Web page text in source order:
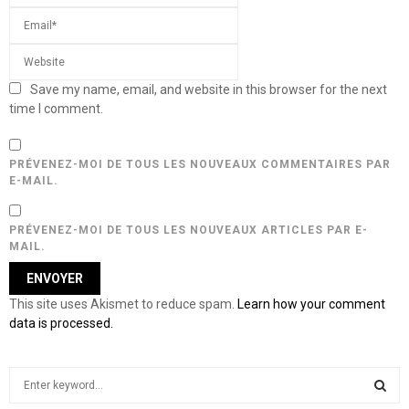
Save my name, email, and website in this browser for the next
time I comment.
PRÉVENEZ-MOI DE TOUS LES NOUVEAUX COMMENTAIRES PAR
E-MAIL.
PRÉVENEZ-MOI DE TOUS LES NOUVEAUX ARTICLES PAR E-
MAIL.
This site uses Akismet to reduce spam. Learn how your comment
data is processed.